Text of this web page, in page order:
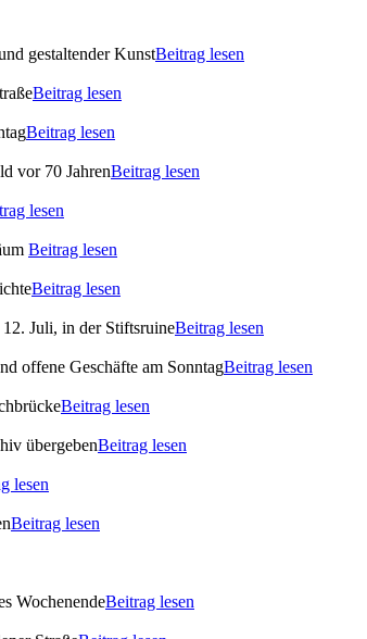
gestaltender KunstBeitrag lesen
Beitrag lesen
Beitrag lesen
vor 70 JahrenBeitrag lesen
lesen
Beitrag lesen
Beitrag lesen
Juli, in der StiftsruineBeitrag lesen
offene Geschäfte am SonntagBeitrag lesen
Beitrag lesen
übergebenBeitrag lesen
lesen
Beitrag lesen
WochenendeBeitrag lesen